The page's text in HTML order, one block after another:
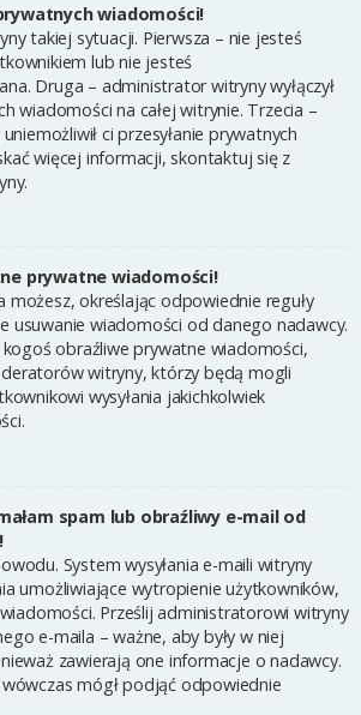
wiadomości!
takiej sytuacji. Pierwsza – nie jesteś
lub nie jesteś
Druga – administrator witryny wyłączył
wiadomości na całej witrynie. Trzecia –
ci przesyłanie prywatnych
więcej informacji, skontaktuj się z
prywatne wiadomości!
możesz, określając odpowiednie reguły
usuwanie wiadomości od danego nadawcy.
obraźliwe prywatne wiadomości,
witryny, którzy będą mogli
wysyłania jakichkolwiek
spam lub obraźliwy e-mail od
System wysyłania e-maili witryny
umożliwiające wytropienie użytkowników,
Prześlij administratorowi witryny
e-maila – ważne, aby były w niej
zawierają one informacje o nadawcy.
mógł podjąć odpowiednie